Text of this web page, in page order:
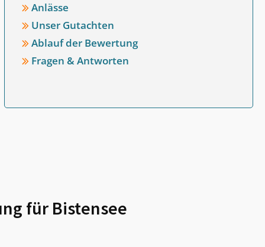
Anlässe
Unser Gutachten
Ablauf der Bewertung
Fragen & Antworten
für Bistensee